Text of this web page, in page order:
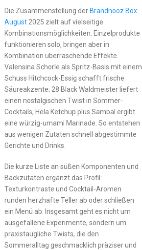
Die Zusammenstellung der Brandnooz Box
August2025 zielt auf vielseitige
Kombinationsmöglichkeiten: Einzelprodukte
funktionieren solo, bringen aber in
Kombination überraschende Effekte.
Valensina Schorle als Spritz-Basis mit einem
Schuss Hitchcock-Essig schafft frische
Säureakzente; 28 Black Waldmeister liefert
einen nostalgischen Twist in Sommer-
Cocktails; Hela Ketchup plus Sambal ergibt
eine würzig-umami Marinade. So entstehen
aus wenigen Zutaten schnell abgestimmte
Gerichte und Drinks.
Die kurze Liste an süßen Komponenten und
Backzutaten ergänzt das Profil:
Texturkontraste und Cocktail-Aromen
runden herzhafte Teller ab oder schließen
ein Menü ab. Insgesamt geht es nicht um
ausgefallene Experimente, sondern um
praxistaugliche Twists, die den
Sommeralltag geschmacklich präziser und